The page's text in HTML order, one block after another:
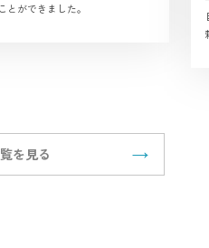
とができました。
を見る